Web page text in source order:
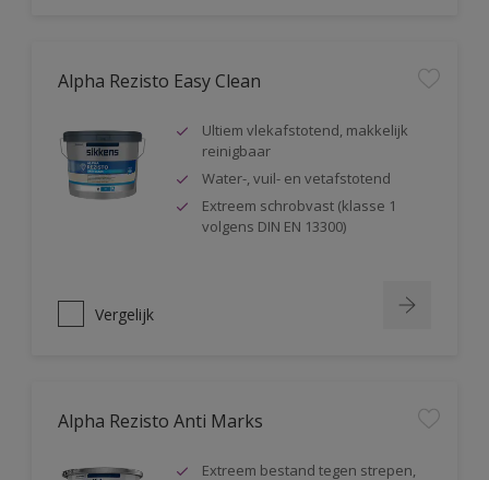
Alpha Rezisto Easy Clean
Ultiem vlekafstotend, makkelijk
reinigbaar
Water-, vuil- en vetafstotend
Extreem schrobvast (klasse 1
volgens DIN EN 13300)
Vergelijk
Alpha Rezisto Anti Marks
Extreem bestand tegen strepen,